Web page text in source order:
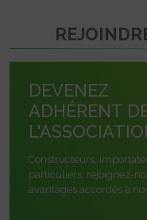
DEVENEZ
ADHÉRENT
Constructeurs,
particuliers, rejoignez-
avantages accordés à